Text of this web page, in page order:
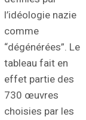
l’idéologie nazie
comme
“dégénérées”. Le
tableau fait en
effet partie des
730 œuvres
choisies par les